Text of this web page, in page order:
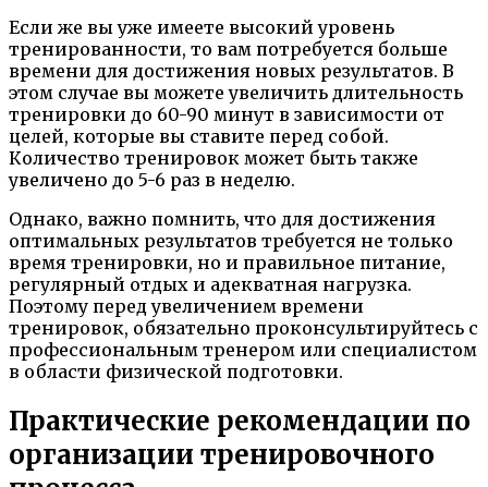
Если же вы уже имеете высокий уровень
тренированности, то вам потребуется больше
времени для достижения новых результатов. В
этом случае вы можете увеличить длительность
тренировки до 60-90 минут в зависимости от
целей, которые вы ставите перед собой.
Количество тренировок может быть также
увеличено до 5-6 раз в неделю.
Однако, важно помнить, что для достижения
оптимальных результатов требуется не только
время тренировки, но и правильное питание,
регулярный отдых и адекватная нагрузка.
Поэтому перед увеличением времени
тренировок, обязательно проконсультируйтесь с
профессиональным тренером или специалистом
в области физической подготовки.
Практические рекомендации по
организации тренировочного